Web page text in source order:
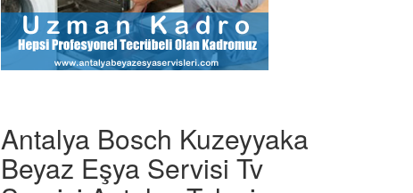
Antalya Bosch Kuzeyyaka
Beyaz Eşya Servisi Tv